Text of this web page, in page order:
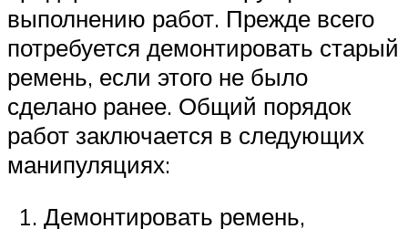
выполнению работ. Прежде всего
потребуется демонтировать старый
ремень, если этого не было
сделано ранее. Общий порядок
работ заключается в следующих
манипуляциях:
Демонтировать ремень,